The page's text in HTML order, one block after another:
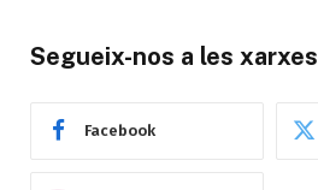
Segueix-nos a les xarxes
Facebook